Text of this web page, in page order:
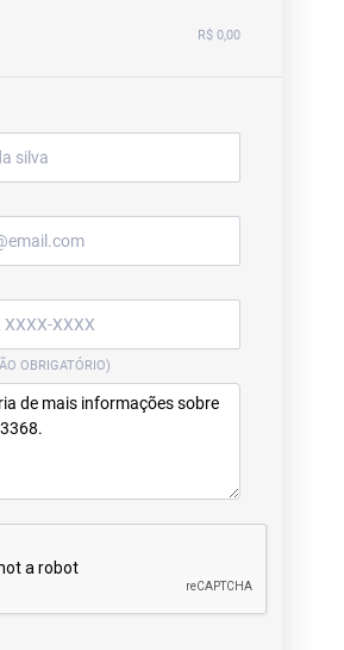
R$ 0,00
OBRIGATÓRIO)